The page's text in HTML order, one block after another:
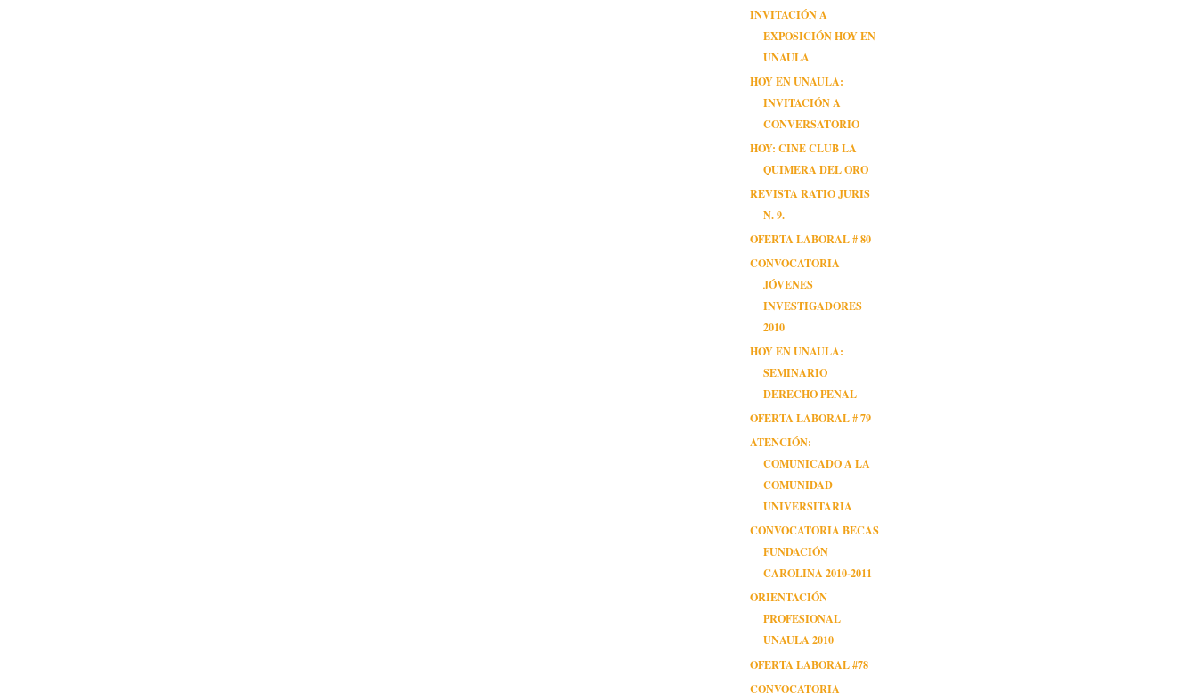
INVITACIÓN A
EXPOSICIÓN HOY EN
UNAULA
HOY EN UNAULA:
INVITACIÓN A
CONVERSATORIO
HOY: CINE CLUB LA
QUIMERA DEL ORO
REVISTA RATIO JURIS
N. 9.
OFERTA LABORAL # 80
CONVOCATORIA
JÓVENES
INVESTIGADORES
2010
HOY EN UNAULA:
SEMINARIO
DERECHO PENAL
OFERTA LABORAL # 79
ATENCIÓN:
COMUNICADO A LA
COMUNIDAD
UNIVERSITARIA
CONVOCATORIA BECAS
FUNDACIÓN
CAROLINA 2010-2011
ORIENTACIÓN
PROFESIONAL
UNAULA 2010
OFERTA LABORAL #78
CONVOCATORIA